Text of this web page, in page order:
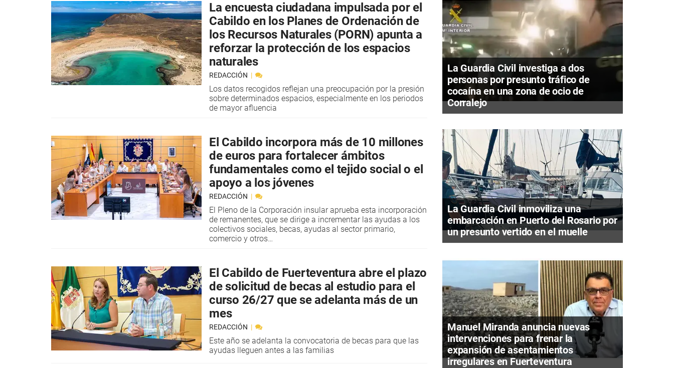
La encuesta ciudadana impulsada por el
Cabildo en los Planes de Ordenación de
los Recursos Naturales (PORN) apunta a
reforzar la protección de los espacios
naturales
REDACCIÓN
Los datos recogidos reflejan una preocupación por la presión
sobre determinados espacios, especialmente en los periodos
de mayor afluencia
El Cabildo incorpora más de 10 millones
de euros para fortalecer ámbitos
fundamentales como el tejido social o el
apoyo a los jóvenes
REDACCIÓN
El Pleno de la Corporación insular aprueba esta incorporación
de remanentes, que se dirige a incrementar las ayudas a los
colectivos sociales, becas, ayudas al sector primario,
comercio y otros…
El Cabildo de Fuerteventura abre el plazo
de solicitud de becas al estudio para el
curso 26/27 que se adelanta más de un
mes
REDACCIÓN
Este año se adelanta la convocatoria de becas para que las
ayudas lleguen antes a las familias
La Guardia Civil investiga a dos
personas por presunto tráfico de
cocaína en una zona de ocio de
Corralejo
La Guardia Civil inmoviliza una
embarcación en Puerto del Rosario por
un presunto vertido en el muelle
Manuel Miranda anuncia nuevas
intervenciones para frenar la
expansión de asentamientos
irregulares en Fuerteventura